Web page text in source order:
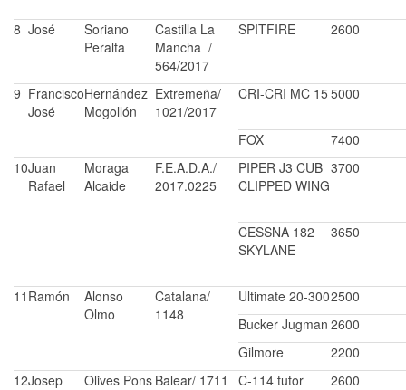
8 José
Soriano
Peralta
Castilla La
Mancha /
564/2017
SPITFIRE 2600
9 Francisco
José
Hernández
Mogollón
Extremeña/
1021/2017
CRI-CRI MC 155000
FOX
7400
10Juan
Rafael
Moraga
Alcaide
F.E.A.D.A./
2017.0225
PIPER J3 CUB
CLIPPED WING
3700
CESSNA 182
SKYLANE
3650
11 Ramón
Alonso
Olmo
Catalana/
1148
Ultimate 20-3002500
Bucker Jugman 2600
Gilmore
2200
12Josep Olives Pons Balear/ 1711 C-114 tutor
2600